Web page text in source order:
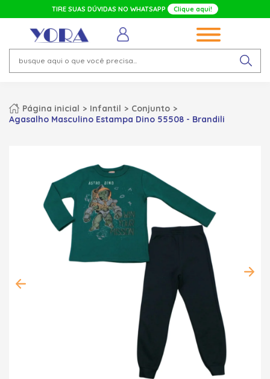
TIRE SUAS DÚVIDAS NO WHATSAPP Clique aqui!
Página inicial Infantil
Conjunto
Agasalho Masculino Estampa Dino 55508 - Brandili